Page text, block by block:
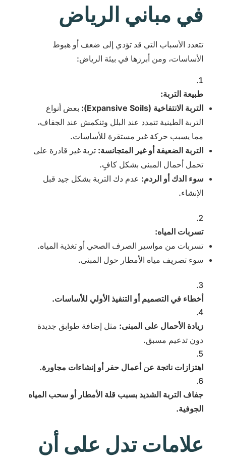
في مباني الرياض
تتعدد الأسباب التي قد تؤدي إلى ضعف أو هبوط
الأساسات، ومن أبرزها في بيئة الرياض:
طبيعة التربة:
التربة الانتفاخية (Expansive Soils):
بعض أنواع
التربة الطينية تتمدد عند البلل وتنكمش عند الجفاف،
مما يسبب حركة غير مستقرة للأساسات.
التربة الضعيفة أو غير المتجانسة: تربة غير قادرة على
تحمل أحمال المبنى بشكل كافٍ.
سوء الدك أو الردم: عدم دك التربة بشكل جيد قبل
الإنشاء.
تسربات المياه:
تسربات من مواسير الصرف الصحي أو تغذية المياه.
سوء تصريف مياه الأمطار حول المبنى.
أخطاء في التصميم أو التنفيذ الأولي للأساسات.
زيادة الأحمال على المبنى: مثل إضافة طوابق جديدة
دون تدعيم مسبق.
اهتزازات ناتجة عن أعمال حفر أو إنشاءات مجاورة.
جفاف التربة الشديد بسبب قلة الأمطار أو سحب المياه
الجوفية.
علامات تدل على أن